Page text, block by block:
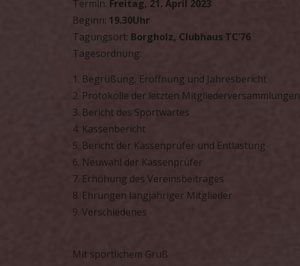
Termin: Freitag, 21. April 2023
Beginn: 19.30Uhr
Tagungsort: Borgholz, Clubhaus TC’76
Tagesordnung:
1. Begrüßung, Eröffnung und Jahresbericht
2. Protokolle der letzten Mitgliederversammlungen
3. Bericht des Sportwartes
4. Kassenbericht
5. Bericht der Kassenprüfer und Entlastung
6. Neuwahl der Kassenprüfer
7. Erhöhung des Vereinsbeitrages
8. Ehrungen langjähriger Mitglieder
9. Verschiedenes
Mit sportlichem Gruß